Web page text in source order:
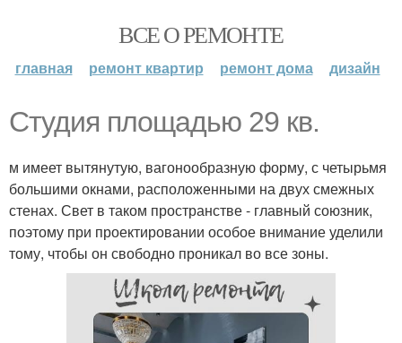
ВСЕ О РЕМОНТЕ
главная ремонт квартир ремонт дома дизайн
Студия площадью 29 кв.
м имеет вытянутую, вагонообразную форму, с четырьмя
большими окнами, расположенными на двух смежных
стенах. Свет в таком пространстве - главный союзник,
поэтому при проектировании особое внимание уделили
тому, чтобы он свободно проникал во все зоны.